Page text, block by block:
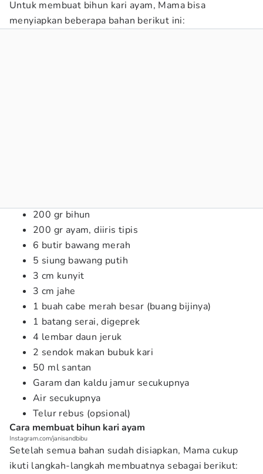
Untuk membuat bihun kari ayam, Mama bisa
menyiapkan beberapa bahan berikut ini:
200 gr bihun
200 gr ayam, diiris tipis
6 butir bawang merah
5 siung bawang putih
3 cm kunyit
3 cm jahe
1 buah cabe merah besar (buang bijinya)
1 batang serai, digeprek
4 lembar daun jeruk
2 sendok makan bubuk kari
50 ml santan
Garam dan kaldu jamur secukupnya
Air secukupnya
Telur rebus (opsional)
Cara membuat bihun kari ayam
Instagram.com/janisandbibu
Setelah semua bahan sudah disiapkan, Mama cukup
ikuti langkah-langkah membuatnya sebagai berikut: